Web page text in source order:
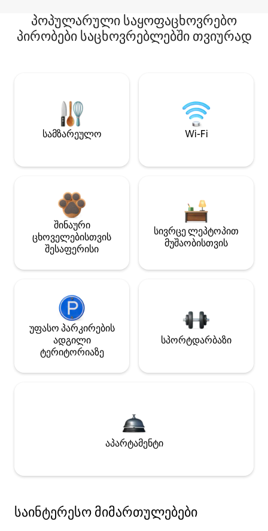
პოპულარული საყოფაცხოვრებო
პირობები საცხოვრებლებში თვიურად
სამზარეულო Wi-Fi
შინაური
ცხოველებისთვის
შესაფერისი
სივრცე ლეპტოპით
მუშაობისთვის
უფასო პარკირების
ადგილი
ტერიტორიაზე
სპორტდარბაზი
აპარტამენტი
საინტერესო მიმართულებები